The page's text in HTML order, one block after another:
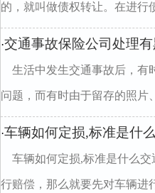
的，就叫做债权转让。在进行
·交通事故保险公司处理有
生活中发生交通事故后，有
问题，而有时由于留存的照片
·车辆如何定损,标准是什么
车辆如何定损,标准是什么
行赔偿，那么就要先对车辆进